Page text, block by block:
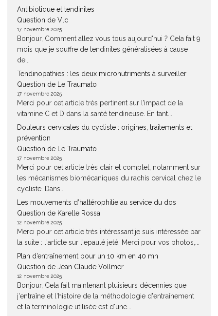
Antibiotique et tendinites
Question de Vlc
17 novembre 2025
Bonjour, Comment allez vous tous aujourd'hui ? Cela fait 9
mois que je souffre de tendinites généralisées à cause
de...
Tendinopathies : les deux micronutriments à surveiller
Question de Le Traumato
17 novembre 2025
Merci pour cet article très pertinent sur l’impact de la
vitamine C et D dans la santé tendineuse. En tant...
Douleurs cervicales du cycliste : origines, traitements et
prévention
Question de Le Traumato
17 novembre 2025
Merci pour cet article très clair et complet, notamment sur
les mécanismes biomécaniques du rachis cervical chez le
cycliste. Dans...
Les mouvements d’haltérophilie au service du dos
Question de Karelle Rossa
12 novembre 2025
Merci pour cet article très intéressant.je suis intéressée par
la suite : l'article sur l'epaulé jeté. Merci pour vos photos,...
Plan d’entraînement pour un 10 km en 40 mn
Question de Jean Claude Vollmer
12 novembre 2025
Bonjour, Cela fait maintenant pluisieurs décennies que
j'entraîne et l'histoire de la méthodologie d'entraînement
et la terminologie utilisée est d'une...